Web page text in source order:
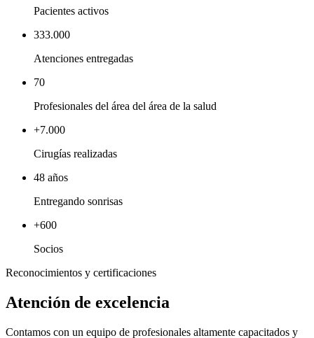
Pacientes activos
333.000
Atenciones entregadas
70
Profesionales del área del área de la salud
+7.000
Cirugías realizadas
48 años
Entregando sonrisas
+600
Socios
Reconocimientos y certificaciones
Atención de excelencia
Contamos con un equipo de profesionales altamente capacitados y